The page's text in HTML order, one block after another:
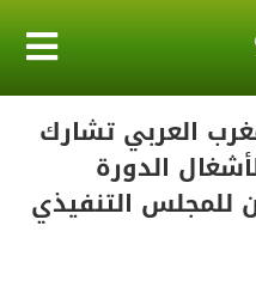
العربي تشارك
الدورة
للمجلس التنفيذي